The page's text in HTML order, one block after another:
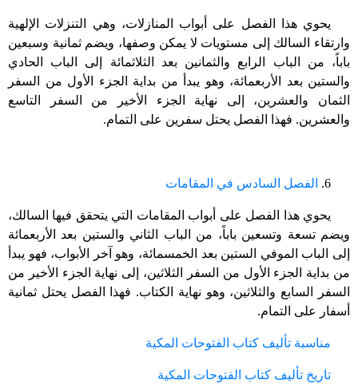
يحوي هذا الفصل على أبواب المنازلات، وهي التنزلات الإلهية
وارتقاء السالك إلى مستويات لا يمكن وصفها، ويضم ثمانية وسبعين
باباً، من الباب الرابع والثمانين بعد الثلاثمائة إلى الباب الحادي
والستين بعد الأربعمائة، وهو يبدأ من بداية الجزء الأول من السفر
الثمان والعشرين، إلى نهاية الجزء الأخير من السفر التاسع
والعشرين. فهذا الفصل يحتل سفرين على التمام.
6. الفصل السادس في المقامات
يحوي هذا الفصل على أبواب المقامات التي يتحقق فيها السالك،
ويضم تسعة وتسعين باباً، من الباب الثاني والستين بعد الأربعمائة
إلى الباب الموفي الستين بعد الخمسمائة، وهو آخر الأبواب، فهو يبدأ
من بداية الجزء الأول من السفر الثلاثين، إلى نهاية الجزء الأخير من
السفر السابع والثلاثين، وهو نهاية الكتاب. فهذا الفصل يحتل ثمانية
أسفار على التمام.
مناسبة تأليف كتاب الفتوحات المكية
تاريخ تأليف كتاب الفتوحات المكية